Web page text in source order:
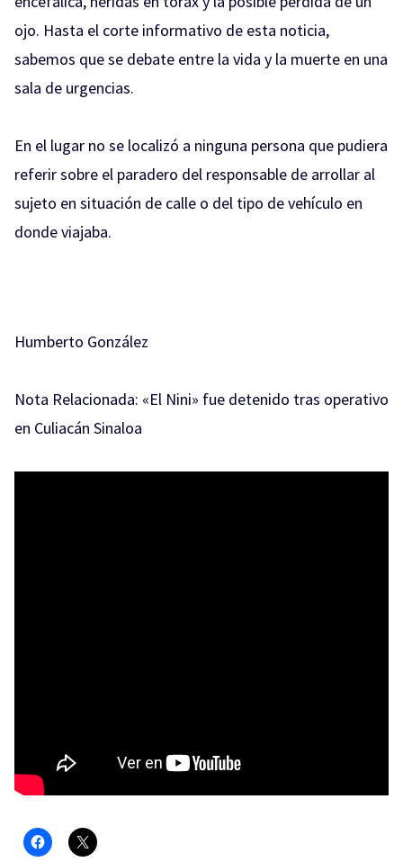
ojo. Hasta el corte informativo de esta noticia,
sabemos que se debate entre la vida y la muerte en una
sala de urgencias.
En el lugar no se localizó a ninguna persona que pudiera
referir sobre el paradero del responsable de arrollar al
sujeto en situación de calle o del tipo de vehículo en
donde viajaba.
Humberto González
Nota Relacionada: «El Nini» fue detenido tras operativo
en Culiacán Sinaloa